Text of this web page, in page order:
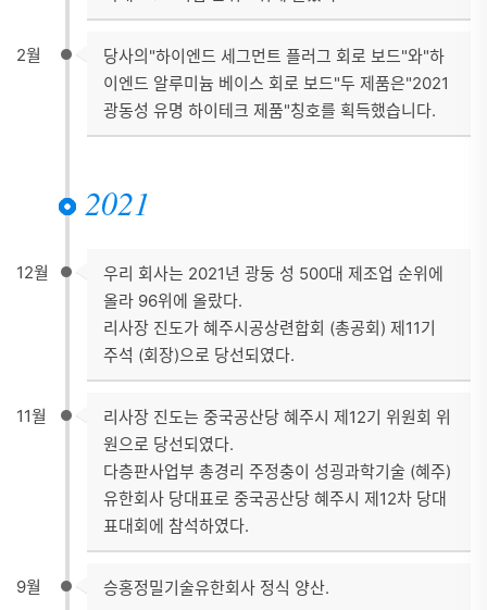
2월
당사의"하이엔드 세그먼트 플러그 회로 보드"와"하
이엔드 알루미늄 베이스 회로 보드"두 제품은"2021
광동성 유명 하이테크 제품"칭호를 획득했습니다.
2021
12월
우리 회사는 2021년 광둥 성 500대 제조업 순위에
올라 96위에 올랐다.
리사장 진도가 혜주시공상련합회 (총공회) 제11기
주석 (회장)으로 당선되였다.
11월
리사장 진도는 중국공산당 혜주시 제12기 위원회 위
원으로 당선되였다.
다층판사업부 총경리 주정충이 성굉과학기술 (혜주)
유한회사 당대표로 중국공산당 혜주시 제12차 당대
표대회에 참석하였다.
9월 승홍정밀기술유한회사 정식 양산.